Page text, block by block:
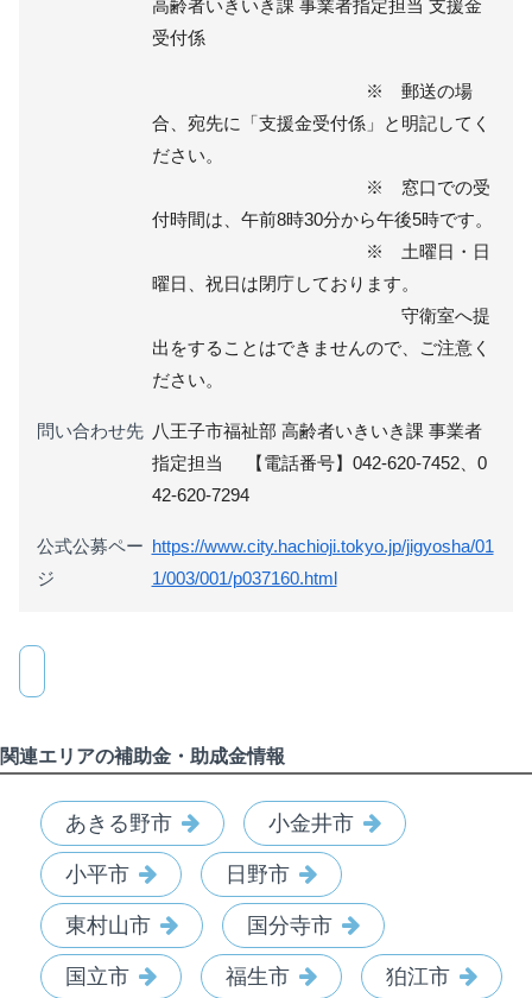
高齢者いきいき課 事業者指定担当 支援金
受付係
※ 郵送の場
合、宛先に「支援金受付係」と明記してく
ださい。
※ 窓口での受
付時間は、午前8時30分から午後5時です。
※ 土曜日・日
曜日、祝日は閉庁しております。
守衛室へ提
出をすることはできませんので、ご注意く
ださい。
問い合わせ先 八王子市福祉部 高齢者いきいき課 事業者
指定担当 【電話番号】042‐620-7452、0
42-620-7294
公式公募ペー
ジ
https://www.city.hachioji.tokyo.jp/jigyosha/01
1/003/001/p037160.html
関連エリアの補助金・助成金情報
あきる野市 小金井市
小平市 日野市
東村山市 国分寺市
国立市 福生市 狛江市